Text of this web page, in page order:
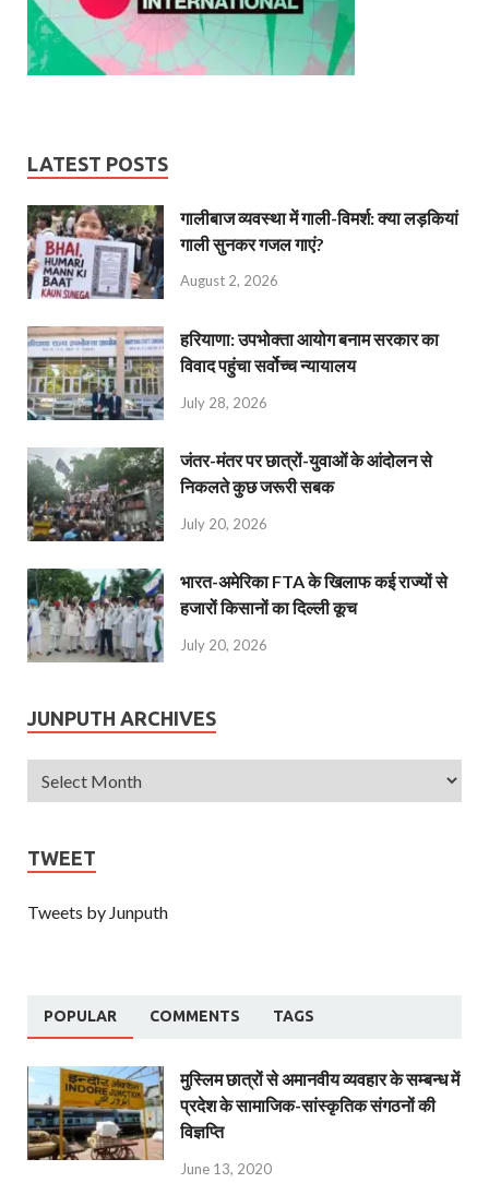
LATEST POSTS
गालीबाज व्‍यवस्‍था में गाली-विमर्श: क्या लड़कियां
गाली सुनकर गजल गाएं?
August 2, 2026
हरियाणा: उपभोक्ता आयोग बनाम सरकार का
विवाद पहुंचा सर्वोच्च न्यायालय
July 28, 2026
जंतर-मंतर पर छात्रों-युवाओं के आंदोलन से
निकलते कुछ जरूरी सबक
July 20, 2026
भारत-अमेरिका FTA के खिलाफ कई राज्यों से
हजारों किसानों का दिल्ली कूच
July 20, 2026
JUNPUTH ARCHIVES
TWEET
Tweets by Junputh
POPULAR COMMENTS TAGS
मुस्लिम छात्रों से अमानवीय व्यवहार के सम्बन्ध में
प्रदेश के सामाजिक-सांस्कृतिक संगठनों की
विज्ञप्ति
June 13, 2020